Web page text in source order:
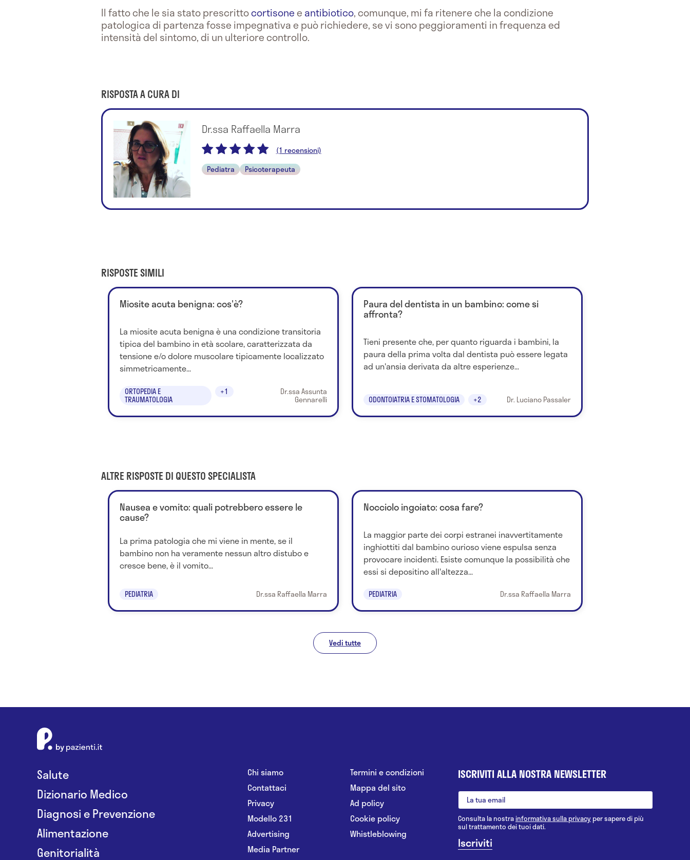
Il fatto che le sia stato prescrittocortisonee antibiotico, comunque, mi fa ritenere che la condizione
patologica di partenza fosse impegnativa e può richiedere, se vi sono peggioramenti in frequenza ed
intensità del sintomo, di un ulteriore controllo.
RISPOSTA A CURA DI
Dr.ssa Raffaella Marra
(1 recensioni)
Pediatra
Psicoterapeuta
RISPOSTE SIMILI
Miosite acuta benigna: cos'è?
La miosite acuta benigna è una condizione transitoria
tipica del bambino in età scolare, caratterizzata da
tensione e/o dolore muscolare tipicamente localizzato
simmetricamente...
ORTOPEDIA E
TRAUMATOLOGIA
+1 Dr.ssa Assunta
Gennarelli
Paura del dentista in un bambino: come si
affronta?
Tieni presente che, per quanto riguarda i bambini, la
paura della prima volta dal dentista può essere legata
ad un'ansia derivata da altre esperienze...
ODONTOIATRIA E STOMATOLOGIA +2 Dr. Luciano Passaler
ALTRE RISPOSTE DI QUESTO SPECIALISTA
Nausea e vomito: quali potrebbero essere le
cause?
La prima patologia che mi viene in mente, se il
bambino non ha veramente nessun altro distubo e
cresce bene, è il vomito...
PEDIATRIA Dr.ssa Raffaella Marra
Nocciolo ingoiato: cosa fare?
La maggior parte dei corpi estranei inavvertitamente
inghiottiti dal bambino curioso viene espulsa senza
provocare incidenti. Esiste comunque la possibilità che
essi si depositino all'altezza...
PEDIATRIA Dr.ssa Raffaella Marra
Vedi tutte
Salute
Dizionario Medico
Diagnosi e Prevenzione
Alimentazione
Genitorialità
Chi siamo
Contattaci
Privacy
Modello 231
Advertising
Media Partner
Termini e condizioni
Mappa del sito
Ad policy
Cookie policy
Whistleblowing
ISCRIVITI ALLA NOSTRA NEWSLETTER
Consulta la nostrainformativa sulla privacy per sapere di più
sul trattamento dei tuoi dati.